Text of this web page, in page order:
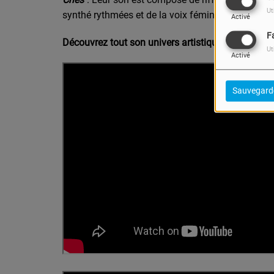
Activé
Activé
synthé rythmées et de la voix féminine caméléon
Découvrez tout son univers artistique en